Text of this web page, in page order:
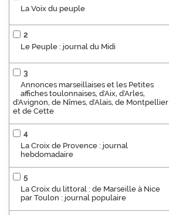
La Voix du peuple
2
Le Peuple : journal du Midi
3
Annonces marseillaises et les Petites
affiches toulonnaises, d'Aix, d'Arles,
d'Avignon, de Nîmes, d'Alais, de Montpellier
et de Cette
4
La Croix de Provence : journal
hebdomadaire
5
La Croix du littoral : de Marseille à Nice
par Toulon : journal populaire